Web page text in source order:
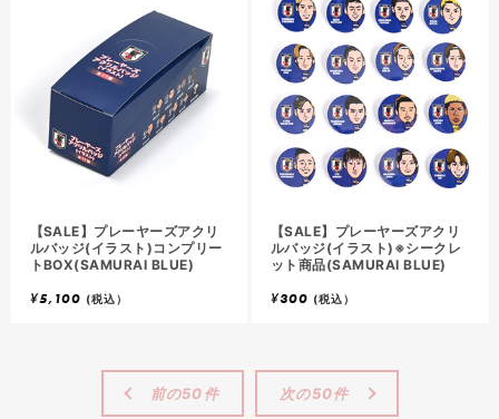
【SALE】プレーヤーズアクリ
ルバッジ(イラスト)コンプリー
トBOX(SAMURAI BLUE)
¥5,100 (税込）
【SALE】プレーヤーズアクリ
ルバッジ(イラスト)※シークレ
ット商品(SAMURAI BLUE)
¥300 (税込）
前の50件 次の50件